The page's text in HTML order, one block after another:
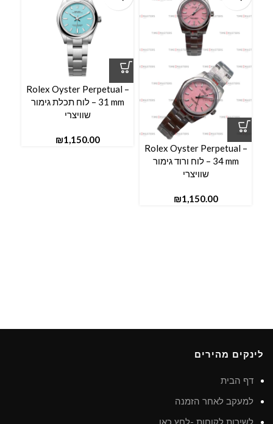
Rolex Oyster Perpetual –
34 mm – לוח ורוד גימור
שוויצרי
₪
Rolex Oyster Perpetual –
31 mm – לוח תכלת גימור
שוויצרי
₪
לינקים מהירים
דף הבית
למעקב לאחר הזמנה